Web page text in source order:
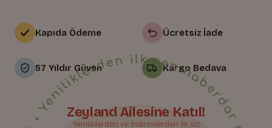
Kapıda Ödeme
57 Yıldır Güven
Ücretsiz İade
Kargo Bedava
Zeyland Ailesine Katıl!
Yeniliklerden ve İndirimlerden ilk siz